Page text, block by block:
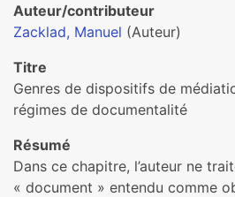
Auteur/contributeur
Zacklad, Manuel (Auteur)
Titre
Genres de dispositifs de
régimes de documentalité
Résumé
Dans ce chapitre, l’auteur ne
« document » entendu comme